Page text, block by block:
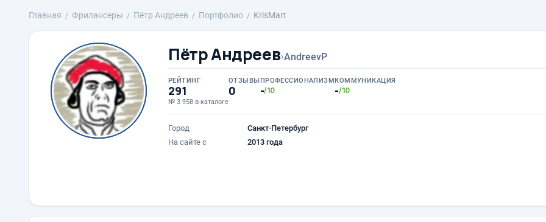
Главная Фрилансеры Пётр Андреев Портфолио KrisMart
Пётр Андреев›AndreevP
РЕЙТИНГ
291
№ 3 958 в каталоге
ОТЗЫВЫ
0
ПРОФЕССИОНАЛИЗМ
-/10
КОММУНИКАЦИЯ
-/10
Город
Санкт-Петербург
На сайте с
2013 года